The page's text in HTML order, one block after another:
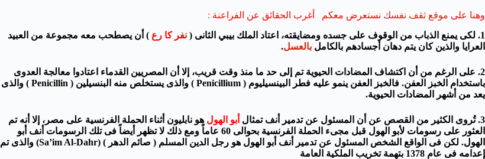
وهنا على موقع ثقف نفسك نستعرض معكم أغرب الحقائق عن الفراعنة :
1. لكى يمنع الذباب من الوقوف على جسده ومضايقته، اعتاد الملك بيبي الثانى (
نفر كا رع ) أن يصطحب معه مجموعة من العبيد
العرايا والذين كان يتم دهان أجسادهم بالكامل بالعسل.
2. على الرغم من أن اكتشاف المضادات الحيوية تم إلى حد ما منذ وقت قريب، إلا أن المصريين القدماء اعتادوا معالجة العدوى
باستخدام الخبز العفن. فالخبز العفن ينمو عليه فطر البينسيليوم ( Penicillium ) والذى يستخلص منه البنسيلين ( Penicillin ) والذى
يعد من أشهر المضادات الحيوية.
3. تُروى الكثير من القصص عن أن المسئول عن تدمير أنف تمثال أبو الهول هو نابليون أثناء الحملة الفرنسية على مصر، إلا أنه تم
العثور على رسومات لأبو الهول قبل مجىء الحملة الفرنسية بحوالى 60 عاماً ومع ذلك لا تظهر أيضاً فى تلك الرسومات أنف أبو
الهول. لكن فى الواقع الشخص المسئول عن تدمير أنف أبو الهول هو رجل الدين المسلم ( صائم الدهر ) (Sa’im Al-Dahr) والذى تم
إعدامه فى عام 1378 بتهمة تخريب الملكية العامة